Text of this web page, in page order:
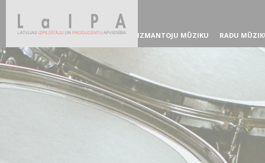
IZMANTOJU MŪZIKU RADU